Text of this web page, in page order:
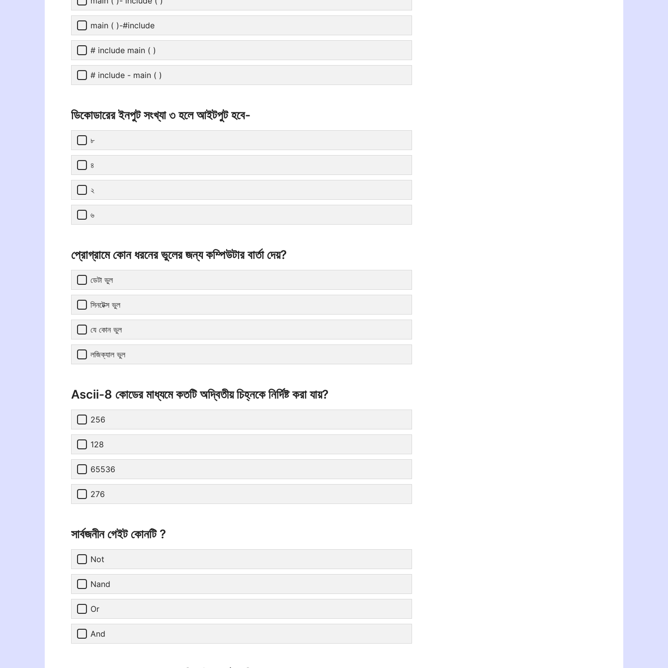
main ( )-#include
# include main ( )
# include - main ( )
ডিকোডারের ইনপুট সংখ্যা ৩ হলে আইটপুট হবে-
৮
৪
২
৬
প্রোগ্রামে কোন ধরনের ভুলের জন্য কম্পিউটার বার্তা দেয়?
ডেটা ভুল
সিনটেক্স ভুল
যে কোন ভুল
লজিক্যাল ভুল
Ascii-8 কোডের মাধ্যমে কতটি অদ্বিতীয় চিহ্নকে নির্দিষ্ট করা যায়?
256
128
65536
276
সার্বজনীন গেইট কোনটি ?
Not
Nand
Or
And